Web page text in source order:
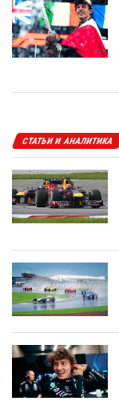
СТАТЬИ И АНАЛИТИКА